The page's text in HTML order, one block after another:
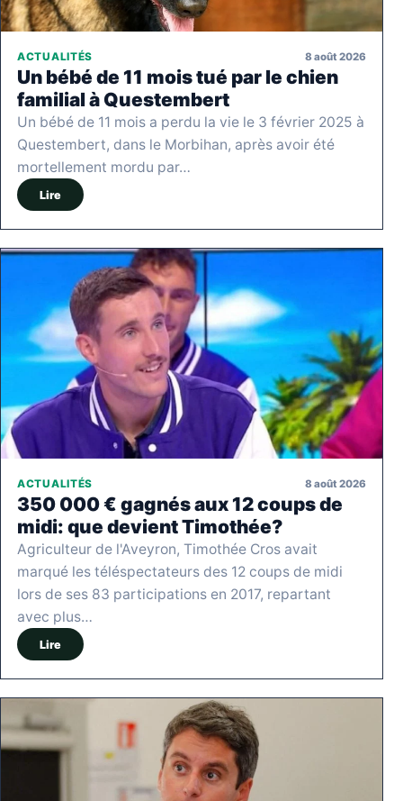
ACTUALITÉS 8 août 2026
Un bébé de 11 mois tué par le chien
familial à Questembert
Un bébé de 11 mois a perdu la vie le 3 février 2025 à
Questembert, dans le Morbihan, après avoir été
mortellement mordu par…
Lire
ACTUALITÉS 8 août 2026
350 000 € gagnés aux 12 coups de
midi: que devient Timothée?
Agriculteur de l'Aveyron, Timothée Cros avait
marqué les téléspectateurs des 12 coups de midi
lors de ses 83 participations en 2017, repartant
avec plus…
Lire